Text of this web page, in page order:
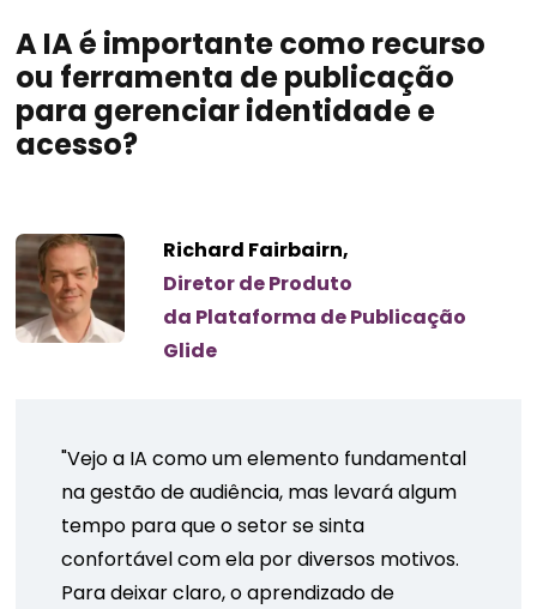
A IA é importante como recurso
ou ferramenta de publicação
para gerenciar identidade e
acesso?
Richard Fairbairn,
Diretor de Produto
da Plataforma de Publicação
Glide
"Vejo a IA como um elemento fundamental
na gestão de audiência, mas levará algum
tempo para que o setor se sinta
confortável com ela por diversos motivos.
Para deixar claro, o aprendizado de